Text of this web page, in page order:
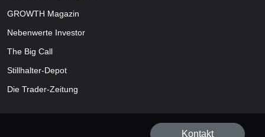
GROWTH Magazin
Nebenwerte Investor
The Big Call
Stillhalter-Depot
Die Trader-Zeitung
Kontakt